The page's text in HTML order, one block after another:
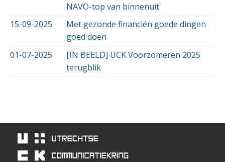
NAVO-top van binnenuit'
15-09-2025
Met gezonde financiën goede dingen
goed doen
01-07-2025
[IN BEELD] UCK Voorzomeren 2025
terugblik